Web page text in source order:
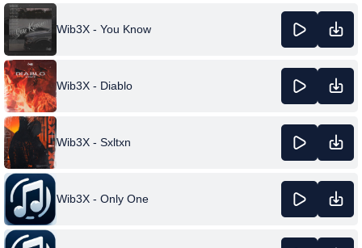
Wib3X - You Know
Wib3X - Diablo
Wib3X - Sxltxn
Wib3X - Only One